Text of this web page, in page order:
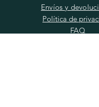
Envíos y
Política de
FAQ